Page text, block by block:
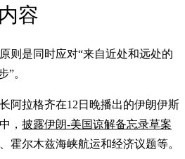
容
则是同时应对“来自近处和远处的
”。
阿拉格齐在12日晚播出的伊朗伊斯
， 披露伊朗-美国谅解备忘录草案
霍尔木兹海峡航运和经济议题等。